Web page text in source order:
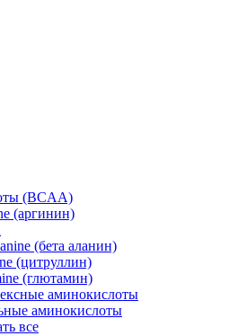
(BCAA)
(аргинин)
(бета аланин)
(цитруллин)
(глютамин)
аминокислоты
аминокислоты
все